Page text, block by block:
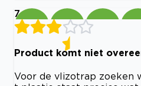
7
Product komt niet
Voor de vlizotrap zoeken